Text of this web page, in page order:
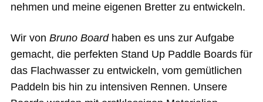
nehmen und meine eigenen Bretter zu entwickeln.
Wir von Bruno Boardhaben es uns zur Aufgabe
gemacht, die perfekten Stand Up Paddle Boards für
das Flachwasser zu entwickeln, vom gemütlichen
Paddeln bis hin zu intensiven Rennen. Unsere